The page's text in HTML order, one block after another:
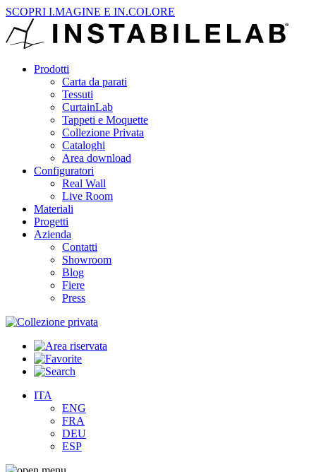
SCOPRI I.MAGINE E IN.COLORE
Prodotti
Carta da parati
Tessuti
CurtainLab
Tappeti e Moquette
Collezione Privata
Cataloghi
Area download
Configuratori
Real Wall
Live Room
Materiali
Progetti
Azienda
Contatti
Showroom
Blog
Fiere
Press
ITA
ENG
FRA
DEU
ESP